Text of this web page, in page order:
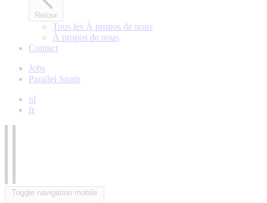
Retour
Tous les À propos de nous
À propos de nous
Contact
Jobs
Parallel Spain
nl
fr
Toggle navigation mobile